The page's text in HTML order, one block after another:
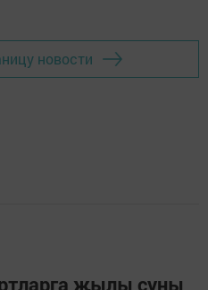
новости
җылы суны